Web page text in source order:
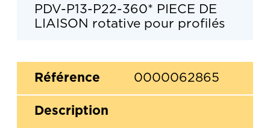
PDV-P13-P22-360* PIECE DE
LIAISON rotative pour profilés
0000062865